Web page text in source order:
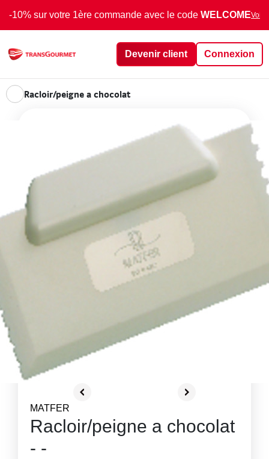
-10% sur votre 1ère commande avec le code WELCOMEVoir
Devenir client Connexion
Racloir/peigne a chocolat
MATFER
Racloir/peigne a chocolat
- -